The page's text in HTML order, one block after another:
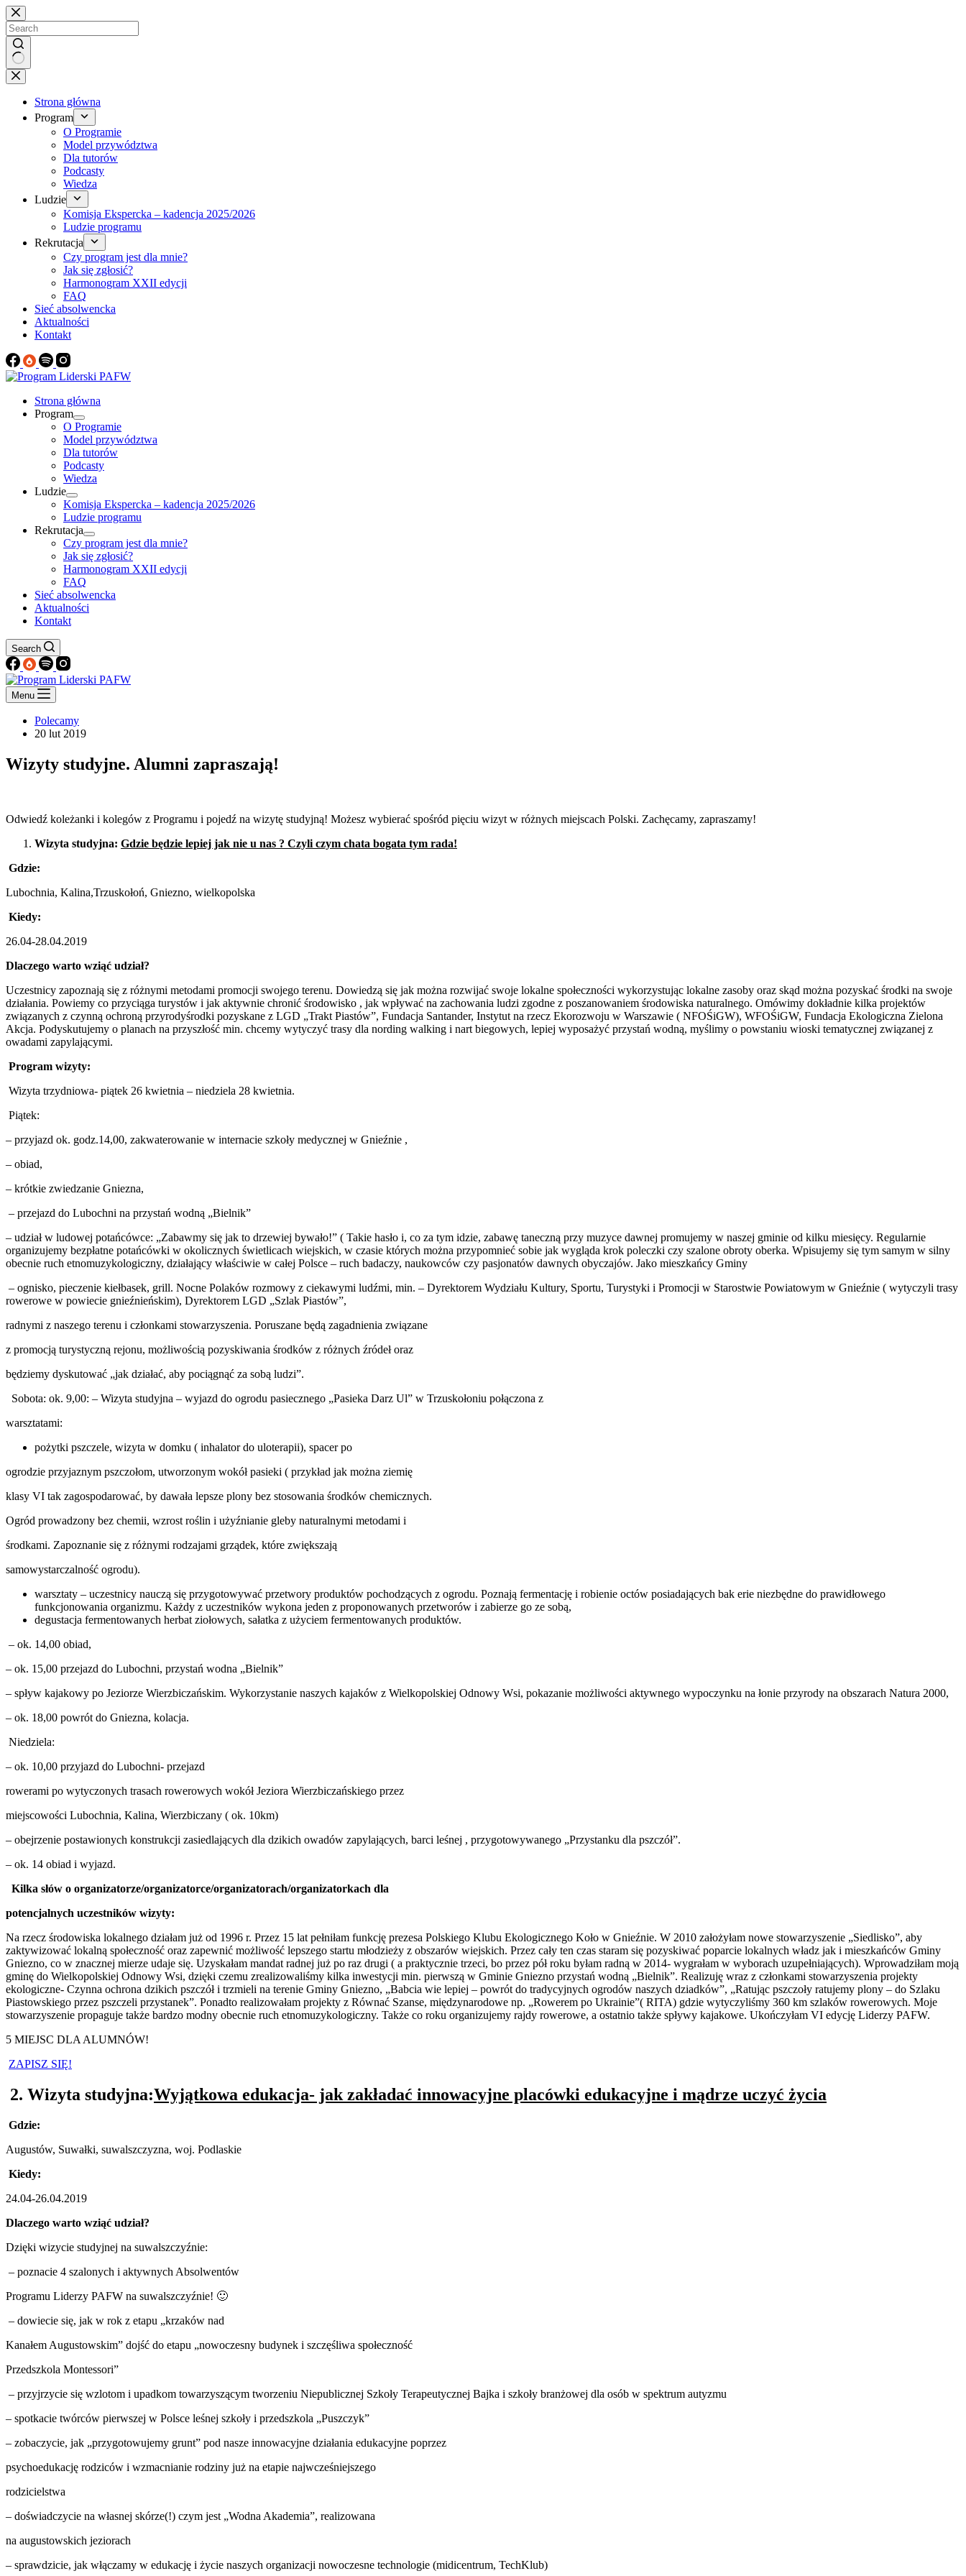
Brak
wyników
Strona główna
Program
O Programie
Model przywództwa
Dla tutorów
Podcasty
Wiedza
Ludzie
Komisja Ekspercka – kadencja 2025/2026
Ludzie programu
Rekrutacja
Czy program jest dla mnie?
Jak się zgłosić?
Harmonogram XXII edycji
FAQ
Sieć absolwencka
Aktualności
Kontakt
Strona główna
Program
O Programie
Model przywództwa
Dla tutorów
Podcasty
Wiedza
Ludzie
Komisja Ekspercka – kadencja 2025/2026
Ludzie programu
Rekrutacja
Czy program jest dla mnie?
Jak się zgłosić?
Harmonogram XXII edycji
FAQ
Sieć absolwencka
Aktualności
Kontakt
Search
Menu
Polecamy
20 lut 2019
Wizyty studyjne. Alumni zapraszają!
Odwiedź koleżanki i kolegów z Programu i pojedź na wizytę studyjną! Możesz wybierać spośród pięciu wizyt w różnych miejscach Polski. Zachęcamy, zapraszamy!
Wizyta studyjna: Gdzie będzie lepiej jak nie u nas ? Czyli czym chata bogata tym rada!
Gdzie:
Lubochnia, Kalina,Trzuskołoń, Gniezno, wielkopolska
Kiedy:
26.04-28.04.2019
Dlaczego warto wziąć udział?
Uczestnicy zapoznają się z różnymi metodami promocji swojego terenu. Dowiedzą się jak można rozwijać swoje lokalne społeczności wykorzystując lokalne zasoby oraz skąd można pozyskać środki na swoje
działania. Powiemy co przyciąga turystów i jak aktywnie chronić środowisko , jak wpływać na zachowania ludzi zgodne z poszanowaniem środowiska naturalnego. Omówimy dokładnie kilka projektów
związanych z czynną ochroną przyrodyśrodki pozyskane z LGD „Trakt Piastów”, Fundacja Santander, Instytut na rzecz Ekorozwoju w Warszawie ( NFOŚiGW), WFOŚiGW, Fundacja Ekologiczna Zielona
Akcja. Podyskutujemy o planach na przyszłość min. chcemy wytyczyć trasy dla nording walking i nart biegowych, lepiej wyposażyć przystań wodną, myślimy o powstaniu wioski tematycznej związanej z
owadami zapylającymi.
Program wizyty:
Wizyta trzydniowa- piątek 26 kwietnia – niedziela 28 kwietnia.
Piątek:
– przyjazd ok. godz.14,00, zakwaterowanie w internacie szkoły medycznej w Gnieźnie ,
– obiad,
– krótkie zwiedzanie Gniezna,
– przejazd do Lubochni na przystań wodną „Bielnik”
– udział w ludowej potańcówce: „Zabawmy się jak to drzewiej bywało!” ( Takie hasło i, co za tym idzie, zabawę taneczną przy muzyce dawnej promujemy w naszej gminie od kilku miesięcy. Regularnie
organizujemy bezpłatne potańcówki w okolicznych świetlicach wiejskich, w czasie których można przypomnieć sobie jak wygląda krok poleczki czy szalone obroty oberka. Wpisujemy się tym samym w silny
obecnie ruch etnomuzykologiczny, działający właściwie w całej Polsce – ruch badaczy, naukowców czy pasjonatów dawnych obyczajów. Jako mieszkańcy Gminy
– ognisko, pieczenie kiełbasek, grill. Nocne Polaków rozmowy z ciekawymi ludźmi, min. – Dyrektorem Wydziału Kultury, Sportu, Turystyki i Promocji w Starostwie Powiatowym w Gnieźnie ( wytyczyli trasy
rowerowe w powiecie gnieźnieńskim), Dyrektorem LGD „Szlak Piastów”,
radnymi z naszego terenu i członkami stowarzyszenia. Poruszane będą zagadnienia związane
z promocją turystyczną rejonu, możliwością pozyskiwania środków z różnych źródeł oraz
będziemy dyskutować „jak działać, aby pociągnąć za sobą ludzi”.
Sobota: ok. 9,00: – Wizyta studyjna – wyjazd do ogrodu pasiecznego „Pasieka Darz Ul” w Trzuskołoniu połączona z
warsztatami:
pożytki pszczele, wizyta w domku ( inhalator do uloterapii), spacer po
ogrodzie przyjaznym pszczołom, utworzonym wokół pasieki ( przykład jak można ziemię
klasy VI tak zagospodarować, by dawała lepsze plony bez stosowania środków chemicznych.
Ogród prowadzony bez chemii, wzrost roślin i użyźnianie gleby naturalnymi metodami i
środkami. Zapoznanie się z różnymi rodzajami grządek, które zwiększają
samowystarczalność ogrodu).
warsztaty – uczestnicy nauczą się przygotowywać przetwory produktów pochodzących z ogrodu. Poznają fermentację i robienie octów posiadających bak erie niezbędne do prawidłowego
funkcjonowania organizmu. Każdy z uczestników wykona jeden z proponowanych przetworów i zabierze go ze sobą,
degustacja fermentowanych herbat ziołowych, sałatka z użyciem fermentowanych produktów.
– ok. 14,00 obiad,
– ok. 15,00 przejazd do Lubochni, przystań wodna „Bielnik”
– spływ kajakowy po Jeziorze Wierzbiczańskim. Wykorzystanie naszych kajaków z Wielkopolskiej Odnowy Wsi, pokazanie możliwości aktywnego wypoczynku na łonie przyrody na obszarach Natura 2000,
– ok. 18,00 powrót do Gniezna, kolacja.
Niedziela:
– ok. 10,00 przyjazd do Lubochni- przejazd
rowerami po wytyczonych trasach rowerowych wokół Jeziora Wierzbiczańskiego przez
miejscowości Lubochnia, Kalina, Wierzbiczany ( ok. 10km)
– obejrzenie postawionych konstrukcji zasiedlających dla dzikich owadów zapylających, barci leśnej , przygotowywanego „Przystanku dla pszczół”.
– ok. 14 obiad i wyjazd.
Kilka słów o organizatorze/organizatorce/organizatorach/organizatorkach dla
potencjalnych uczestników wizyty:
Na rzecz środowiska lokalnego działam już od 1996 r. Przez 15 lat pełniłam funkcję prezesa Polskiego Klubu Ekologicznego Koło w Gnieźnie. W 2010 założyłam nowe stowarzyszenie „Siedlisko”, aby
zaktywizować lokalną społeczność oraz zapewnić możliwość lepszego startu młodzieży z obszarów wiejskich. Przez cały ten czas staram się pozyskiwać poparcie lokalnych władz jak i mieszkańców Gminy
Gniezno, co w znacznej mierze udaje się. Uzyskałam mandat radnej już po raz drugi ( a praktycznie trzeci, bo przez pół roku byłam radną w 2014- wygrałam w wyborach uzupełniających). Wprowadziłam moją
gminę do Wielkopolskiej Odnowy Wsi, dzięki czemu zrealizowaliśmy kilka inwestycji min. pierwszą w Gminie Gniezno przystań wodną „Bielnik”. Realizuję wraz z członkami stowarzyszenia projekty
ekologiczne- Czynna ochrona dzikich pszczół i trzmieli na terenie Gminy Gniezno, „Babcia wie lepiej – powrót do tradycyjnych ogrodów naszych dziadków”, „Ratując pszczoły ratujemy plony – do Szlaku
Piastowskiego przez pszczeli przystanek”. Ponadto realizowałam projekty z Równać Szanse, międzynarodowe np. „Rowerem po Ukrainie”( RITA) gdzie wytyczyliśmy 360 km szlaków rowerowych. Moje
stowarzyszenie propaguje także bardzo modny obecnie ruch etnomuzykologiczny. Także co roku organizujemy rajdy rowerowe, a ostatnio także spływy kajakowe. Ukończyłam VI edycję Liderzy PAFW.
5 MIEJSC DLA ALUMNÓW!
ZAPISZ SIĘ!
2. Wizyta studyjna:Wyjątkowa edukacja- jak zakładać innowacyjne placówki edukacyjne i mądrze uczyć życia
Gdzie:
Augustów, Suwałki, suwalszczyzna, woj. Podlaskie
Kiedy:
24.04-26.04.2019
Dlaczego warto wziąć udział?
Dzięki wizycie studyjnej na suwalszczyźnie:
– poznacie 4 szalonych i aktywnych Absolwentów
Programu Liderzy PAFW na suwalszczyźnie! 🙂
– dowiecie się, jak w rok z etapu „krzaków nad
Kanałem Augustowskim” dojść do etapu „nowoczesny budynek i szczęśliwa społeczność
Przedszkola Montessori”
– przyjrzycie się wzlotom i upadkom towarzyszącym tworzeniu Niepublicznej Szkoły Terapeutycznej Bajka i szkoły branżowej dla osób w spektrum autyzmu
– spotkacie twórców pierwszej w Polsce leśnej szkoły i przedszkola „Puszczyk”
– zobaczycie, jak „przygotowujemy grunt” pod nasze innowacyjne działania edukacyjne poprzez
psychoedukację rodziców i wzmacnianie rodziny już na etapie najwcześniejszego
rodzicielstwa
– doświadczycie na własnej skórze(!) czym jest „Wodna Akademia”, realizowana
na augustowskich jeziorach
– sprawdzicie, jak włączamy w edukację i życie naszych organizacji nowoczesne technologie (midicentrum, TechKlub)